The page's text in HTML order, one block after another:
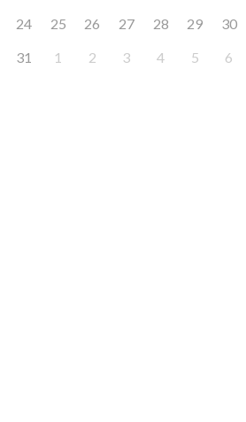
24 25 26 27 28 29 30
31 1 2 3 4 5 6